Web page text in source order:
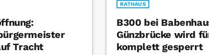
Tracht
RATHAUS
B300 bei
Günzbrücke wird
komplett gesperrt